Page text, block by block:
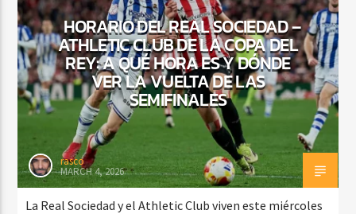
HORARIO DEL REAL SOCIEDAD –
ATHLETIC CLUB DE LA COPA DEL
REY: A QUÉ HORA ES Y DÓNDE
VER LA VUELTA DE LAS
SEMIFINALES
rasco
MARCH 4, 2026
La Real Sociedad y el Athletic Club viven este miércoles